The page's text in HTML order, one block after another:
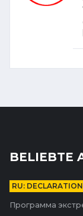
BELIEBTE
RU:
Программа